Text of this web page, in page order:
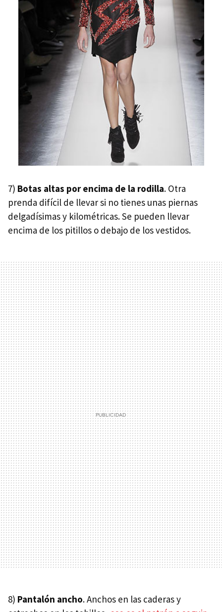
7) Botas altas por encima de la rodilla. Otra
prenda difícil de llevar si no tienes unas piernas
delgadísimas y kilométricas. Se pueden llevar
encima de los pitillos o debajo de los vestidos.
8) Pantalón ancho. Anchos en las caderas y